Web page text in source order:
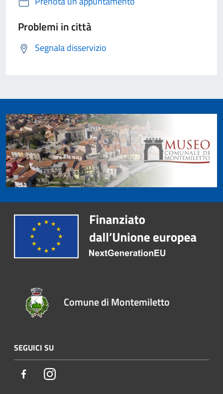
Problemi in città
Segnala disservizio
Comune di Montemiletto
SEGUICI SU
FacebookInstagram